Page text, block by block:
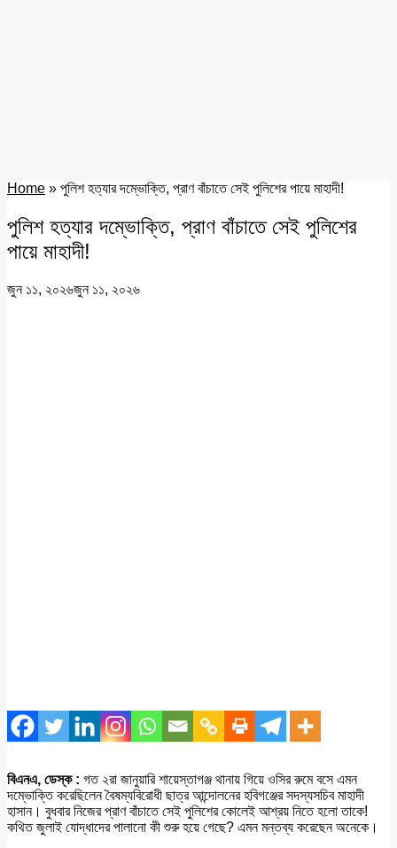
Home » পুলিশ হত্যার দম্ভোক্তি, প্রাণ বাঁচাতে সেই পুলিশের পায়ে মাহাদী!
পুলিশ হত্যার দম্ভোক্তি, প্রাণ বাঁচাতে সেই পুলিশের
পায়ে মাহাদী!
জুন ১১, ২০২৬জুন ১১, ২০২৬
বিএনএ, ডেস্ক : গত ২রা জানুয়ারি শায়েস্তাগঞ্জ থানায় গিয়ে ওসির রুমে বসে এমন
দম্ভোক্তি করেছিলেন বৈষম্যবিরোধী ছাত্র আন্দোলনের হবিগঞ্জের সদস্যসচিব মাহাদী
হাসান। বুধবার নিজের প্রাণ বাঁচাতে সেই পুলিশের কোলেই আশ্রয় নিতে হলো তাকে!
কথিত জুলাই যোদ্ধাদের পালানো কী শুরু হয়ে গেছে? এমন মন্তব্য করেছেন অনেকে।